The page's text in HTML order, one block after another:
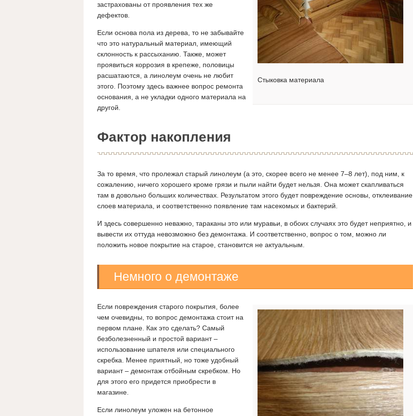
Стыковка материала
застрахованы от проявления тех же
дефектов.
Если основа пола из дерева, то не забывайте
что это натуральный материал, имеющий
склонность к рассыханию. Также, может
проявиться коррозия в крепеже, половицы
расшатаются, а линолеум очень не любит
этого. Поэтому здесь важнее вопрос ремонта
основания, а не укладки одного материала на
другой.
Фактор накопления
За то время, что пролежал старый линолеум (а это, скорее всего не менее 7–8 лет), под ним, к
сожалению, ничего хорошего кроме грязи и пыли найти будет нельзя. Она может скапливаться
там в довольно больших количествах. Результатом этого будет повреждение основы, отклеивание
слоев материала, и соответственно появление там насекомых и бактерий.
И здесь совершенно неважно, тараканы это или муравьи, в обоих случаях это будет неприятно, и
вывести их оттуда невозможно без демонтажа. И соответственно, вопрос о том, можно ли
положить новое покрытие на старое, становится не актуальным.
Немного о демонтаже
Если повреждения старого покрытия, более
чем очевидны, то вопрос демонтажа стоит на
первом плане. Как это сделать? Самый
безболезненный и простой вариант –
использование шпателя или специального
скребка. Менее приятный, но тоже удобный
вариант – демонтаж отбойным скребком. Но
для этого его придется приобрести в
магазине.
Если линолеум уложен на бетонное